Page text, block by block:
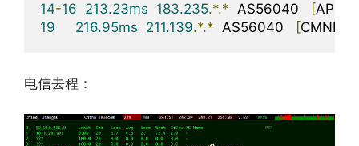
14-16 213.23ms 183.235.*.*
  AS56040
[APNIC
19
216.95ms 211.139.*.*
  AS56040
[CMNET
电信去程：